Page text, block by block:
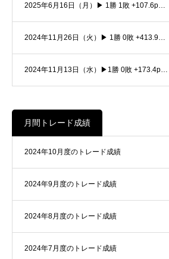
2025年6月16日（月）▶ 1勝 1敗 +107.6p…
2024年11月26日（火）▶ 1勝 0敗 +413.9…
2024年11月13日（水）▶1勝 0敗 +173.4p…
月間トレード成績
2024年10月度のトレード成績
2024年9月度のトレード成績
2024年8月度のトレード成績
2024年7月度のトレード成績